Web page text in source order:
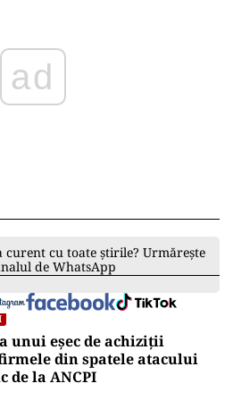
ad
curent cu toate știrile? Urmărește
de WhatsApp
unui eșec de achiziții
din spatele atacului
de la ANCPI